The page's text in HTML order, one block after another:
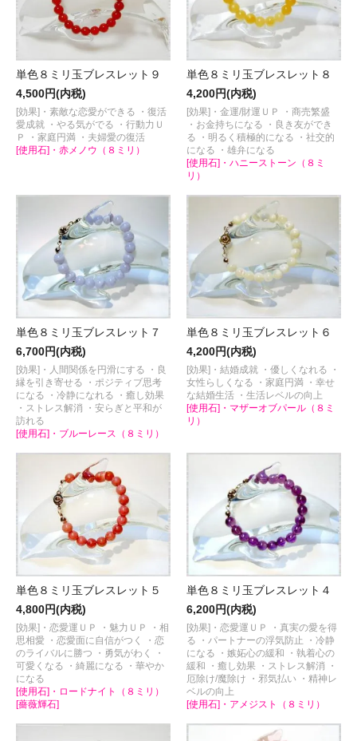
単色８ミリ玉ブレスレット９
4,500円(内税)
[効果]・素敵な恋愛ができる ・復活
愛成就 ・やる気がでる ・行動力Ｕ
Ｐ ・家庭円満 ・夫婦愛の復活
[使用石]・赤メノウ（８ミリ）
単色８ミリ玉ブレスレット８
4,200円(内税)
[効果]・金運/財運ＵＰ ・商売繁盛
・お金持ちになる ・良き友ができ
る ・明るく積極的になる ・社交的
になる ・雄弁になる
[使用石]・ハニーストーン（８ミ
リ）
単色８ミリ玉ブレスレット７
6,700円(内税)
[効果]・人間関係を円滑にする ・良
縁を引き寄せる ・ポジティブ思考
になる ・冷静になれる ・癒し効果
・ストレス解消 ・安らぎと平和が
訪れる
[使用石]・ブルーレース（８ミリ）
単色８ミリ玉ブレスレット６
4,200円(内税)
[効果]・結婚成就 ・優しくなれる ・
女性らしくなる ・家庭円満 ・幸せ
な結婚生活 ・生活レベルの向上
[使用石]・マザーオブパール（８ミ
リ）
単色８ミリ玉ブレスレット５
4,800円(内税)
[効果]・恋愛運ＵＰ ・魅力ＵＰ ・相
思相愛 ・恋愛面に自信がつく ・恋
のライバルに勝つ ・勇気がわく ・
可愛くなる ・綺麗になる ・華やか
になる
[使用石]・ロードナイト（８ミリ）
[薔薇輝石]
単色８ミリ玉ブレスレット４
6,200円(内税)
[効果]・恋愛運ＵＰ ・真実の愛を得
る ・パートナーの浮気防止 ・冷静
になる ・嫉妬心の緩和 ・執着心の
緩和 ・癒し効果 ・ストレス解消 ・
厄除け/魔除け ・邪気払い ・精神レ
ベルの向上
[使用石]・アメジスト（８ミリ）